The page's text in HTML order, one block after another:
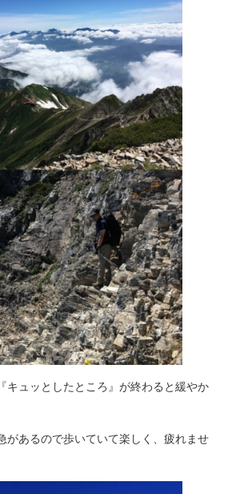
キュッとしたところ』が終わると緩やか
があるので歩いていて楽しく、疲れませ